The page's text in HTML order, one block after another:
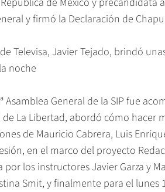
y firmó la Declaración de
Televisa, Javier Tejado, brindó
noche
Asamblea General de la SIP fue
La Libertad, abordó cómo hacer
de Mauricio Cabrera, Luis
en el marco del proyecto
los instructores Javier Garza y
Smit, y finalmente para el lunes